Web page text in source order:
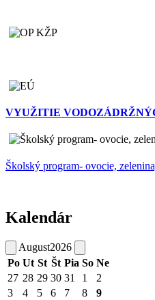
VYUŽITIE
Školský program- ovocie,
Kalendár
August2026
Po Ut St Št Pia So Ne
27 28 29 30 31 1
2
3
4 5 6 7 8
9